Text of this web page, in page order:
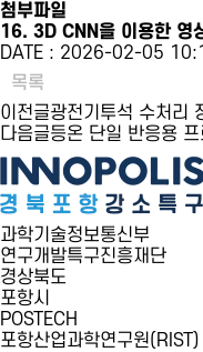
첨부파일
16. 3D CNN을 이용한 영
DATE : 2026-02-05
목록
이전글광전기투석 수처리
다음글등온 단일 반응용 프
과학기술정보통신부
연구개발특구진흥재단
경상북도
포항시
POSTECH
포항산업과학연구원(RIST)